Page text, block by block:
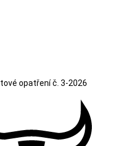
opatření č. 3-2026